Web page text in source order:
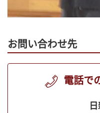
お問い合わせ先
電話で